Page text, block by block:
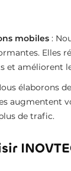
mobiles:
Elles
et améliorent
élaborons
augmentent
de trafic.